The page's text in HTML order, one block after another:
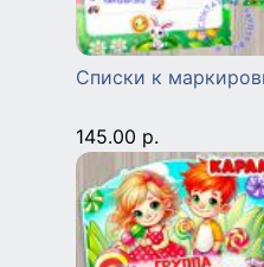
Списки к
145.00 р.